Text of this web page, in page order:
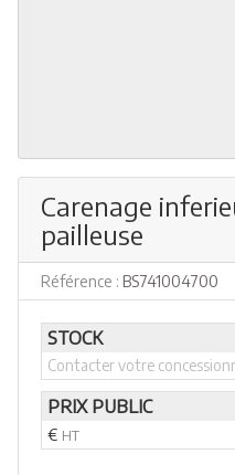
Carenage
pailleuse
Référence : BS741004700
STOCK
Contacter votre
PRIX PUBLIC
€ HT